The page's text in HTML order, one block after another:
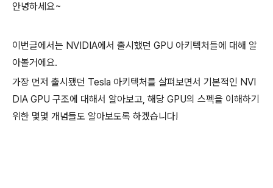
안녕하세요~
이번글에서는 NVIDIA에서 출시했던 GPU 아키텍처들에 대해 알
아볼거에요.
가장 먼저 출시됐던 Tesla 아키텍처를 살펴보면서 기본적인 NVI
DIA GPU 구조에 대해서 알아보고, 해당 GPU의 스펙을 이해하기
위한 몇몇 개념들도 알아보도록 하겠습니다!